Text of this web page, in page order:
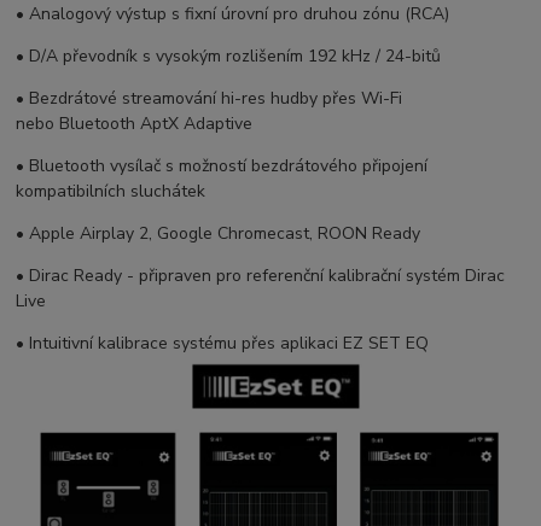
• Analogový výstup s fixní úrovní pro druhou zónu (RCA)
• D/A převodník s vysokým rozlišením 192 kHz / 24-bitů
• Bezdrátové streamování hi-res hudby přes Wi-Fi
nebo Bluetooth AptX Adaptive
• Bluetooth vysílač s možností bezdrátového připojení
kompatibilních sluchátek
• Apple Airplay 2, Google Chromecast, ROON Ready
• Dirac Ready - připraven pro referenční kalibrační systém Dirac
Live
• Intuitivní kalibrace systému přes aplikaci EZ SET EQ